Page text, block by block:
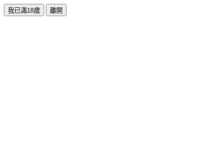
我已滿18歲 離開